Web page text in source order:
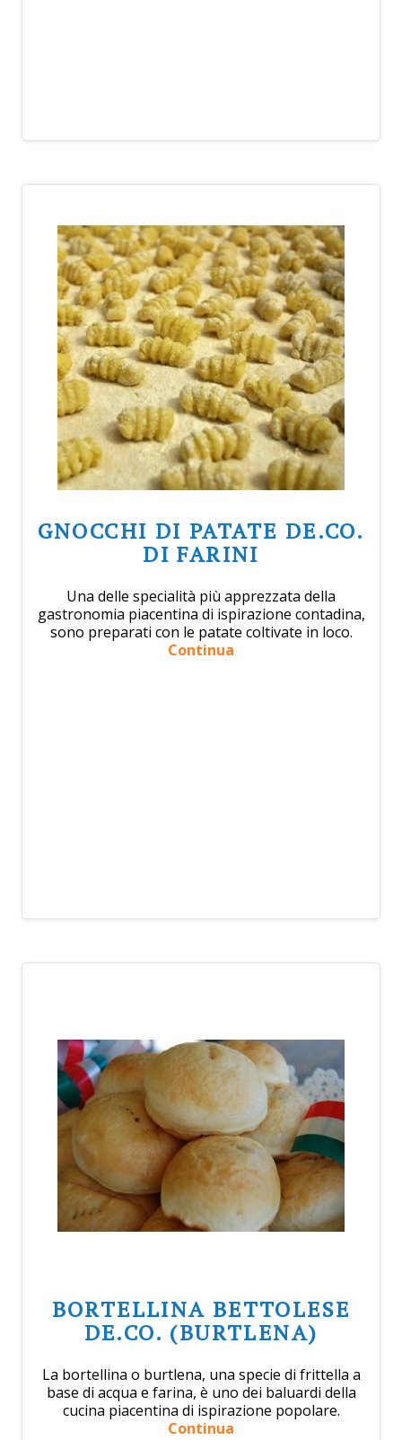
GNOCCHI DI PATATE DE.CO.
DI FARINI
Una delle specialità più apprezzata della
gastronomia piacentina di ispirazione contadina,
sono preparati con le patate coltivate in loco.
Continua
BORTELLINA BETTOLESE
DE.CO. (BURTLENA)
La bortellina o burtlena, una specie di frittella a
base di acqua e farina, è uno dei baluardi della
cucina piacentina di ispirazione popolare.
Continua